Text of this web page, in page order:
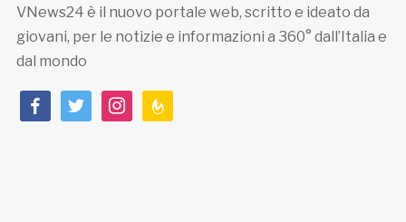
VNews24 è il nuovo portale web, scritto e ideato da
giovani, per le notizie e informazioni a 360° dall’Italia e
dal mondo
facebooktwitterinstagramfeedburner